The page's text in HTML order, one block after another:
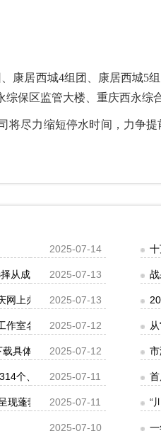
康居西城4组团、康居西城
保区监管大楼、重庆西永综
将尽力缩短停水时间，力争
2025-07-14
从成都或重庆口岸离境
2025-07-13
上办事大厅两江行活动举行
2025-07-13
室名单“出炉”2025-07-12
具体时段速看2025-07-12
个、305万平方米，网上办事大
2025-07-11
现蓬勃发展新气象
2025-07-11 “
2025-07-10